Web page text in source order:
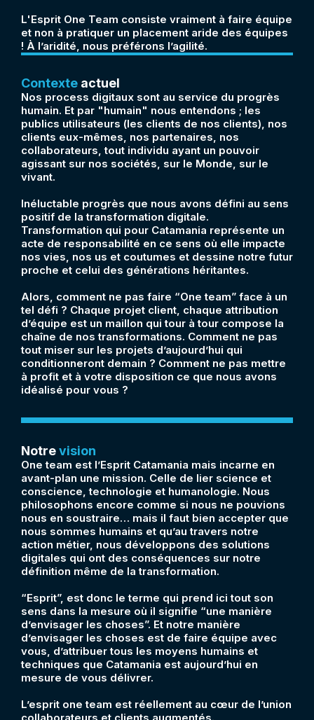
L'Esprit One Team consiste vraiment à faire équipe
et non à pratiquer un placement aride des équipes
! À l’aridité, nous préférons l’agilité.
Contexte actuel
Nos process digitaux sont au service du progrès
humain. Et par "humain" nous entendons ; les
publics utilisateurs (les clients de nos clients), nos
clients eux-mêmes, nos partenaires, nos
collaborateurs, tout individu ayant un pouvoir
agissant sur nos sociétés, sur le Monde, sur le
vivant.
Inéluctable progrès que nous avons défini au sens
positif de la transformation digitale.
Transformation qui pour Catamania représente un
acte de responsabilité en ce sens où elle impacte
nos vies, nos us et coutumes et dessine notre futur
proche et celui des générations héritantes.
Alors, comment ne pas faire “One team” face à un
tel défi ? Chaque projet client, chaque attribution
d’équipe est un maillon qui tour à tour compose la
chaîne de nos transformations. Comment ne pas
tout miser sur les projets d’aujourd’hui qui
conditionneront demain ? Comment ne pas mettre
à profit et à votre disposition ce que nous avons
idéalisé pour vous ?
Notrevision
One team est l’Esprit Catamania mais incarne en
avant-plan une mission. Celle de lier science et
conscience, technologie et humanologie. Nous
philosophons encore comme si nous ne pouvions
nous en soustraire… mais il faut bien accepter que
nous sommes humains et qu’au travers notre
action métier, nous développons des solutions
digitales qui ont des conséquences sur notre
définition même de la transformation.
“Esprit”, est donc le terme qui prend ici tout son
sens dans la mesure où il signifie “une manière
d’envisager les choses”. Et notre manière
d’envisager les choses est de faire équipe avec
vous, d’attribuer tous les moyens humains et
techniques que Catamania est aujourd’hui en
mesure de vous délivrer.
L’esprit one team est réellement au cœur de l’union